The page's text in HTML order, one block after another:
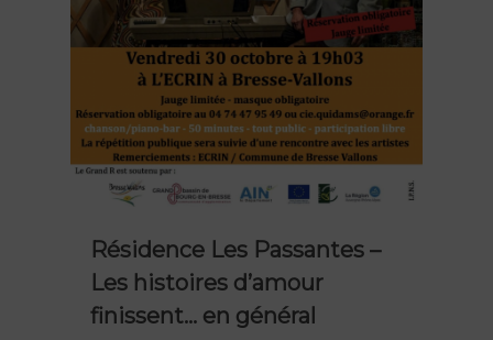
Résidence Les Passantes –
Les histoires d’amour
finissent… en général